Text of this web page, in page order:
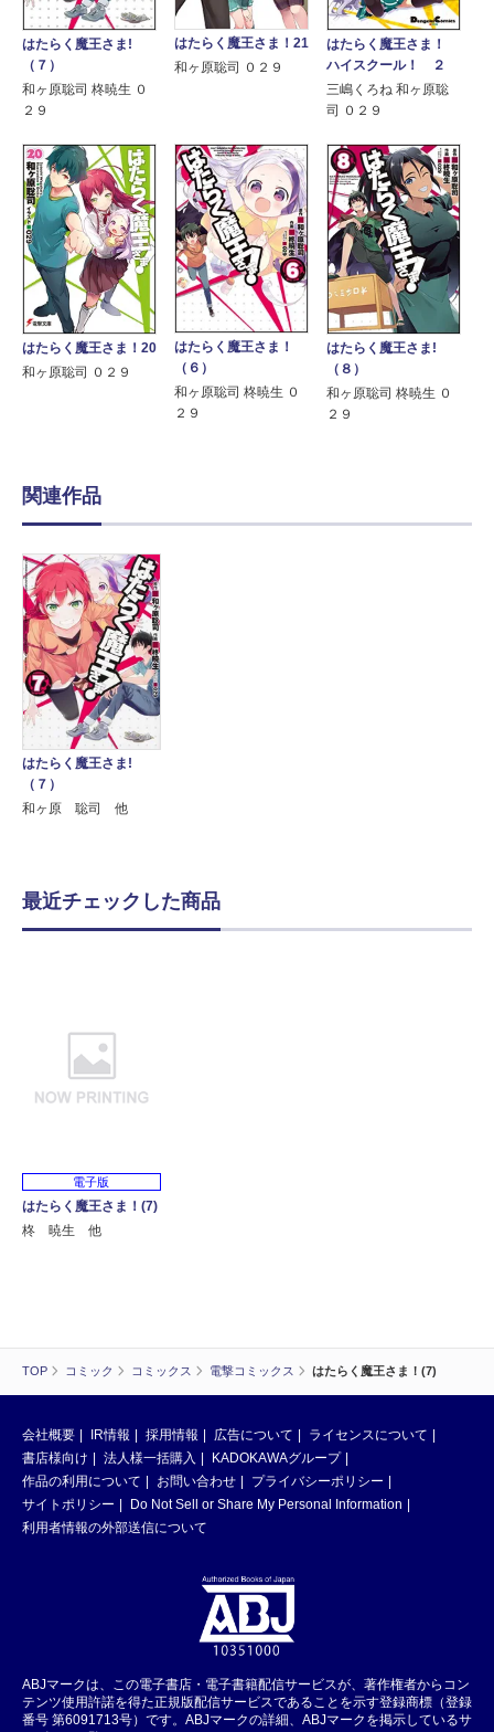
TOP コミック コミックス 電撃コミックス はたらく魔王さま！(7)
はたらく魔王さま!
（７）
和ヶ原聡司 柊暁生 ０
２９
はたらく魔王さま！21
和ヶ原聡司 ０２９
はたらく魔王さま！
ハイスクール！ ２
三嶋くろね 和ヶ原聡
司 ０２９
はたらく魔王さま！20
和ヶ原聡司 ０２９
はたらく魔王さま！
（６）
和ヶ原聡司 柊暁生 ０
２９
はたらく魔王さま!
（８）
和ヶ原聡司 柊暁生 ０
２９
関連作品
はたらく魔王さま!
（７）
和ヶ原 聡司 他
最近チェックした商品
電子版
はたらく魔王さま！(7)
柊 暁生 他
会社概要 IR情報 採用情報 広告について
ライセンスについて
書店様向け
法人様一括購入
KADOKAWAグループ
作品の利用について
お問い合わせ
プライバシーポリシー
サイトポリシー
Do Not Sell or Share My Personal Information
利用者情報の外部送信について
ABJマークは、この電子書店・電子書籍配信サービスが、著作権者からコン
テンツ使用許諾を得た正規版配信サービスであることを示す登録商標（登録
番号 第6091713号）です。ABJマークの詳細、ABJマークを掲示しているサ